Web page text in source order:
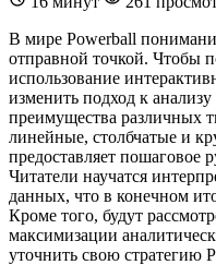
В мире Powerball
отправной точкой. Чтобы
использование
изменить подход к
преимущества различных
линейные, столбчатые и
предоставляет пошаговое
Читатели научатся
данных, что в конечном
Кроме того, будут
максимизации
уточнить свою стратегию